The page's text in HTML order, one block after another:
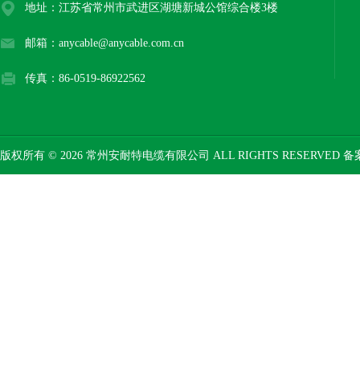
地址：江苏省常州市武进区湖塘新城公馆综合楼3楼
邮箱：anycable@anycable.com.cn
传真：86-0519-86922562
版权所有 © 2026 常州安耐特电缆有限公司 ALL RIGHTS RESERVED 备